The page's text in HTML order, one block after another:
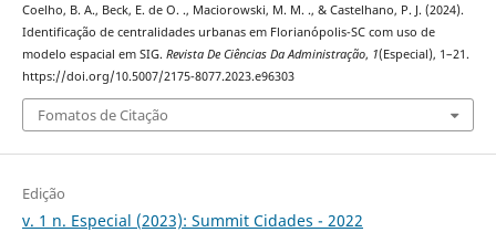
Coelho, B. A., Beck, E. de O. ., Maciorowski, M. M. ., & Castelhano, P. J. (2024).
Identificação de centralidades urbanas em Florianópolis-SC com uso de
modelo espacial em SIG. Revista De Ciências Da Administração, 1(Especial), 1–21.
https://doi.org/10.5007/2175-8077.2023.e96303
Fomatos de Citação
Edição
v. 1 n. Especial (2023): Summit Cidades - 2022